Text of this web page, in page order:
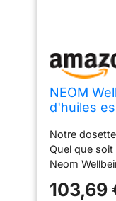
NEOM
d'huiles
mères
Notre
Quel que
Neom
mélanges
103,69